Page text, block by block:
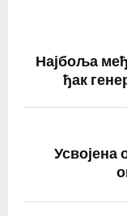
Најбоља
ђак
Усвојена